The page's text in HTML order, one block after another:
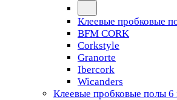
Клеевые пробковые
BFM CORK
Corkstyle
Granorte
Ibercork
Wicanders
Клеевые пробковые полы